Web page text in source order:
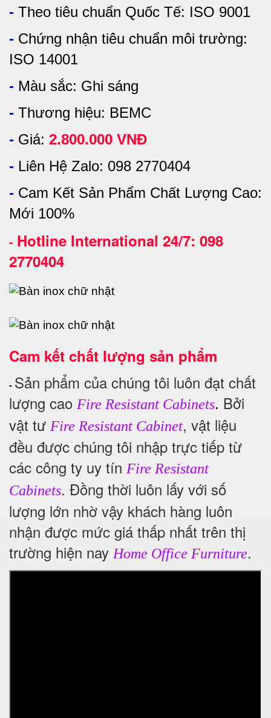
- Theo tiêu chuẩn Quốc Tế: ISO 9001
- Chứng nhận tiêu chuẩn môi trường:
ISO 14001
- Màu sắc: Ghi sáng
- Thương hiệu: BEMC
- Giá: 2.800.000 VNĐ
- Liên Hệ Zalo: 098 2770404
- Cam Kết Sản Phẩm Chất Lượng Cao:
Mới 100%
- Hotline International 24/7: 098
2770404
Cam kết chất lượng sản phẩm
- Sản phẩm của chúng tôi luôn đạt chất
lượng cao Fire Resistant Cabinets. Bởi
vật tư Fire Resistant Cabinet, vật liệu
đều được chúng tôi nhập trực tiếp từ
các công ty uy tín Fire Resistant
Cabinets. Đồng thời luôn lấy với số
lượng lớn nhờ vậy khách hàng luôn
nhận được mức giá thấp nhất trên thị
trường hiện nayHome Office Furniture.